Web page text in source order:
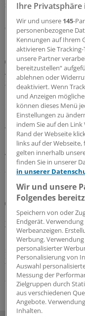
Sonderbericht|Mit
Deutschland GmbH,
03.08.2026
Juli-Sitzung des
Acht Pharma-
zur EU-Zulassung
Neue Ansätze
einen Schwerpunkt
bei der EMA: Auch
Wirkstoffe gegen
Cholangitis, COVID-
24.07.2026
Lipidmanagement
LDL-Cholesterin:
Zielwerte ein
Die aktualisierte
stark der
Zielwerte stehen
21.07.2026
Ihre Privatsphäre
Wir und unsere 145-
personenbezogene
Kennungen auf Ihrem
aktivieren Sie
unsere Partner
bereitzustellen“
ablehnen oder
deaktiviert. Wenn
und Anzeigen
können dieses Menü
Einstellungen zu
indem Sie auf den
Rand der Webseite
links auf der
gelten innerhalb
finden Sie in unserer
in unserer
Wir und unsere
Folgendes
Speichern von oder
Endgerät.
Werbeanzeigen.
Werbung.
personalisierter
Personalisierung von
Auswahl
Messung der
Zielgruppen durch
aus verschiedenen
Angebote.
Inhalten.